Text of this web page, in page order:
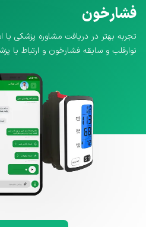
فشارخون
تجربه بهتر در دریافت مشاوره پزشکی با
نوارقلب و سابقه فشارخون و ارتباط با